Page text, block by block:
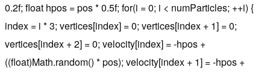
0.2f; float hpos = pos * 0.5f; for(i = 0; i < numParticles; ++i) {
index = i * 3; vertices[index] = 0; vertices[index + 1] = 0;
vertices[index + 2] = 0; velocity[index] = -hpos +
((float)Math.random() * pos); velocity[index + 1] = -hpos +